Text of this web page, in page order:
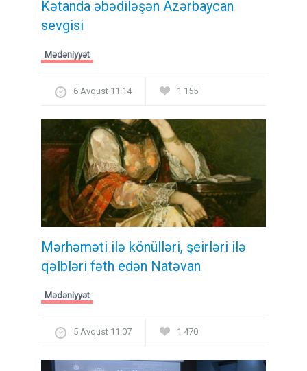
Kətanda əbədiləşən Azərbaycan
sevgisi
Mədəniyyət
6 Avqust 11:14 1 155
Mərhəməti ilə könülləri, şeirləri ilə
qəlbləri fəth edən Natəvan
Mədəniyyət
5 Avqust 11:07 1 470